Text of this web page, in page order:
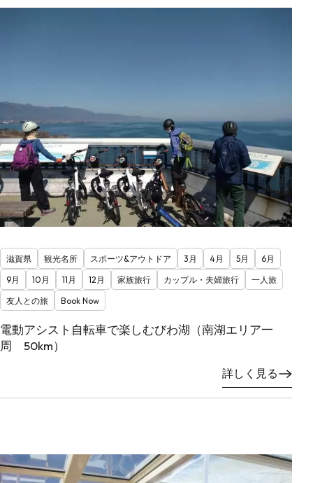
滋賀県 観光名所 スポーツ&アウトドア 3月 4月 5月
6月
9月
10月 11月 12月 家族旅行 カップル・夫婦旅行
一人旅
友人との旅
Book Now
電動アシスト自転車で楽しむびわ湖（南湖エリア一
周 50km）
詳しく見る